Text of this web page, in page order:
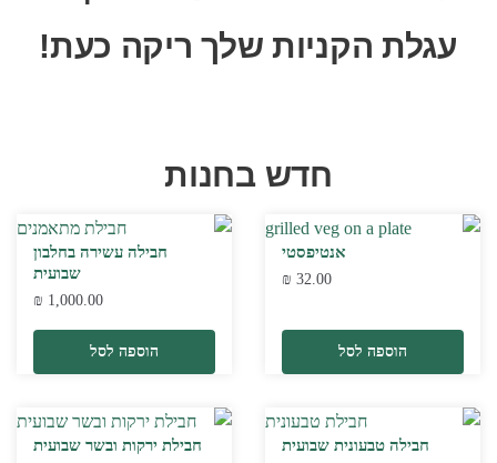
עגלת הקניות שלך ריקה כעת!
חדש בחנות
אנטיפסטי
32.00
₪
הוספה לסל
חבילה עשירה בחלבון
שבועית
1,000.00
₪
הוספה לסל
חבילה טבעונית שבועית חבילת ירקות ובשר שבועית